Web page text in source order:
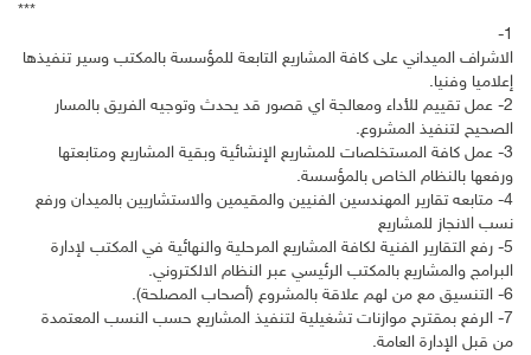
***
1-
الاشراف الميداني على كافة المشاريع التابعة للمؤسسة بالمكتب وسير تنفيذها
إعلاميا وفنيا.
2- عمل تقييم للأداء ومعالجة اي قصور قد يحدث وتوجيه الفريق بالمسار
الصحيح لتنفيذ المشروع.
3- عمل كافة المستخلصات للمشاريع الإنشائية وبقية المشاريع ومتابعتها
ورفعها بالنظام الخاص بالمؤسسة.
4- متابعه تقارير المهندسين الفنيين والمقيمين والاستشاريين بالميدان ورفع
نسب الانجاز للمشاريع
5- رفع التقارير الفنية لكافة المشاريع المرحلية والنهائية في المكتب لإدارة
البرامج والمشاريع بالمكتب الرئيسي عبر النظام الالكتروني.
6- التنسيق مع من لهم علاقة بالمشروع (أصحاب المصلحة).
7- الرفع بمقترح موازنات تشغيلية لتنفيذ المشاريع حسب النسب المعتمدة
من قبل الإدارة العامة.